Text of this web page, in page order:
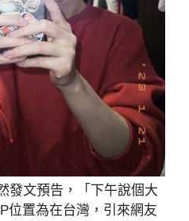
發文預告，「下午說個大
位置為在台灣，引來網友